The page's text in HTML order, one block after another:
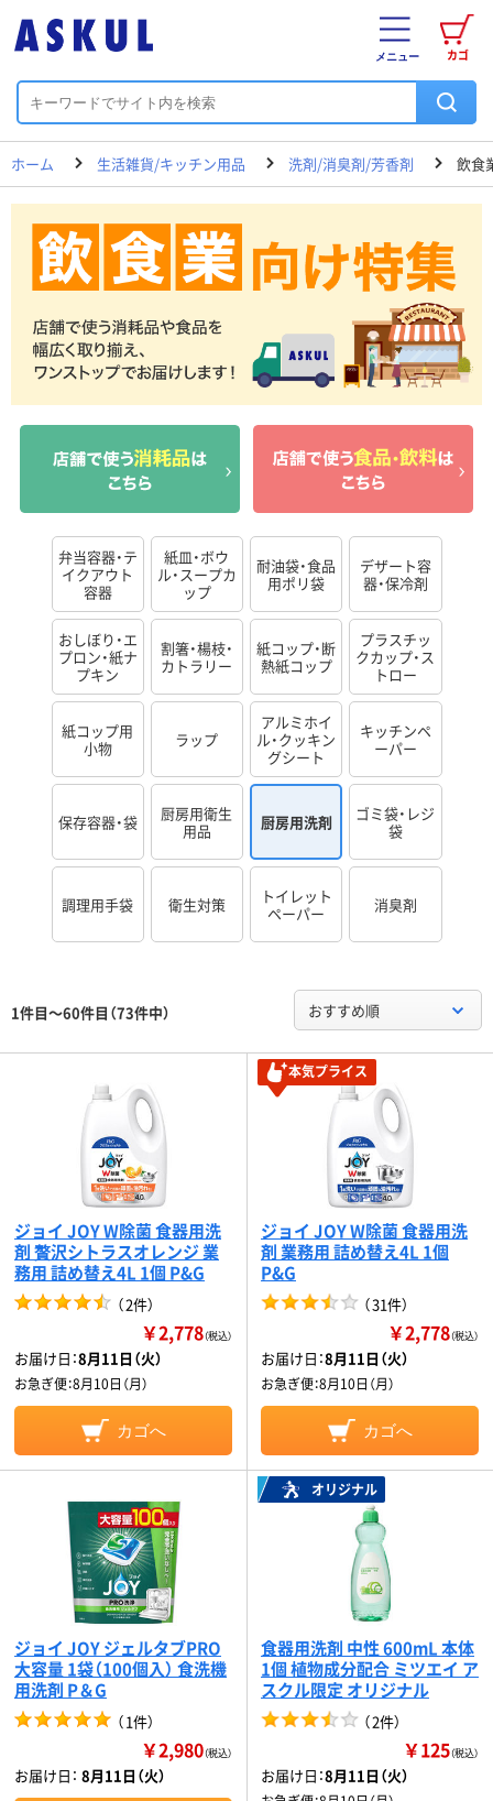
カゴ
メニュー
ホーム 生活雑貨/キッチン用品 洗剤/消臭剤/芳香剤 飲食
弁当容器・テ
イクアウト
容器
紙皿・ボウ
ル・スープカ
ップ
耐油袋・食品
用ポリ袋
デザート容
器・保冷剤
おしぼり・エ
プロン・紙ナ
プキン
割箸・楊枝・
カトラリー
紙コップ・断
熱紙コップ
プラスチッ
クカップ・ス
トロー
紙コップ用
小物
ラップ
アルミホイ
ル・クッキン
グシート
キッチンペ
ーパー
保存容器・袋
厨房用衛生
用品
厨房用洗剤
ゴミ袋・レジ
袋
調理用手袋 衛生対策
トイレット
ペーパー
消臭剤
1件目～60件目（73件中） おすすめ順
ジョイ JOY W除菌 食器用洗
剤 贅沢シトラスオレンジ 業
務用 詰め替え4L 1個 P&G
（2件）
￥2,778（税込）
お届け日：8月11日（火）
お急ぎ便：8月10日（月）
カゴへ
本気プライス
ジョイ JOY W除菌 食器用洗
剤 業務用 詰め替え4L 1個
P&G
（31件）
￥2,778（税込）
お届け日：8月11日（火）
お急ぎ便：8月10日（月）
カゴへ
ジョイ JOY ジェルタブPRO
大容量 1袋（100個入） 食洗機
用洗剤 P＆G
（1件）
￥2,980（税込）
お届け日： 8月11日（火）
オリジナル
食器用洗剤 中性 600mL 本体
1個 植物成分配合 ミツエイ ア
スクル限定 オリジナル
（2件）
￥125（税込）
お届け日：8月11日（火）